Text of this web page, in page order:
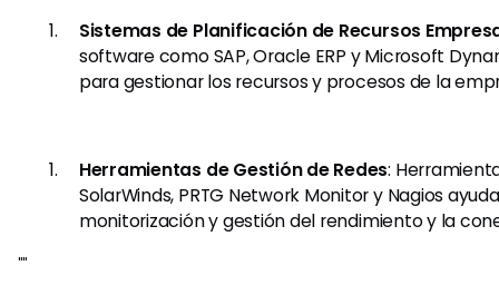
Sistemas de Planificación de Recursos
software como SAP, Oracle ERP y Microsoft
para gestionar los recursos y procesos de la
Herramientas de Gestión de Redes:
SolarWinds, PRTG Network Monitor y Nagios
monitorización y gestión del rendimiento y la
""